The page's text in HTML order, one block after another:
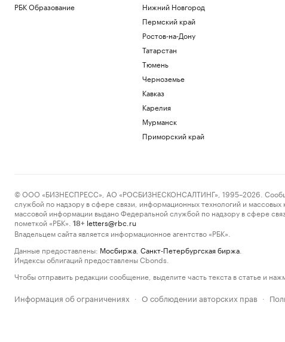
РБК Образование
Нижний Новгород
Пермский край
Ростов-на-Дону
Татарстан
Тюмень
Черноземье
Кавказ
Карелия
Мурманск
Приморский край
© ООО «БИЗНЕСПРЕСС», АО «РОСБИЗНЕСКОНСАЛТИНГ», 1995–2026.
службой по надзору в сфере связи, информационных технологий и
массовой информации выдано Федеральной службой по надзору в сфере
пометкой «РБК».
18+ letters@rbc.ru
Владельцем сайта является информационное агентство «РБК».
Данные предоставлены: Мосбиржа Санкт-Петербургская биржа
Индексы облигаций предоставлены Cbonds.
Чтобы отправить редакции сообщение, выделите часть текста в статье и
Информация об ограничениях · О соблюдении авторских прав ·